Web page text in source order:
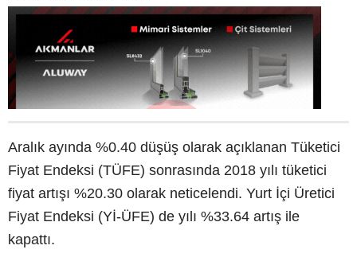
Aralık ayında %0.40 düşüş olarak açıklanan Tüketici
Fiyat Endeksi (TÜFE) sonrasında 2018 yılı tüketici
fiyat artışı %20.30 olarak neticelendi. Yurt İçi Üretici
Fiyat Endeksi (Yİ-ÜFE) de yılı %33.64 artış ile
kapattı.